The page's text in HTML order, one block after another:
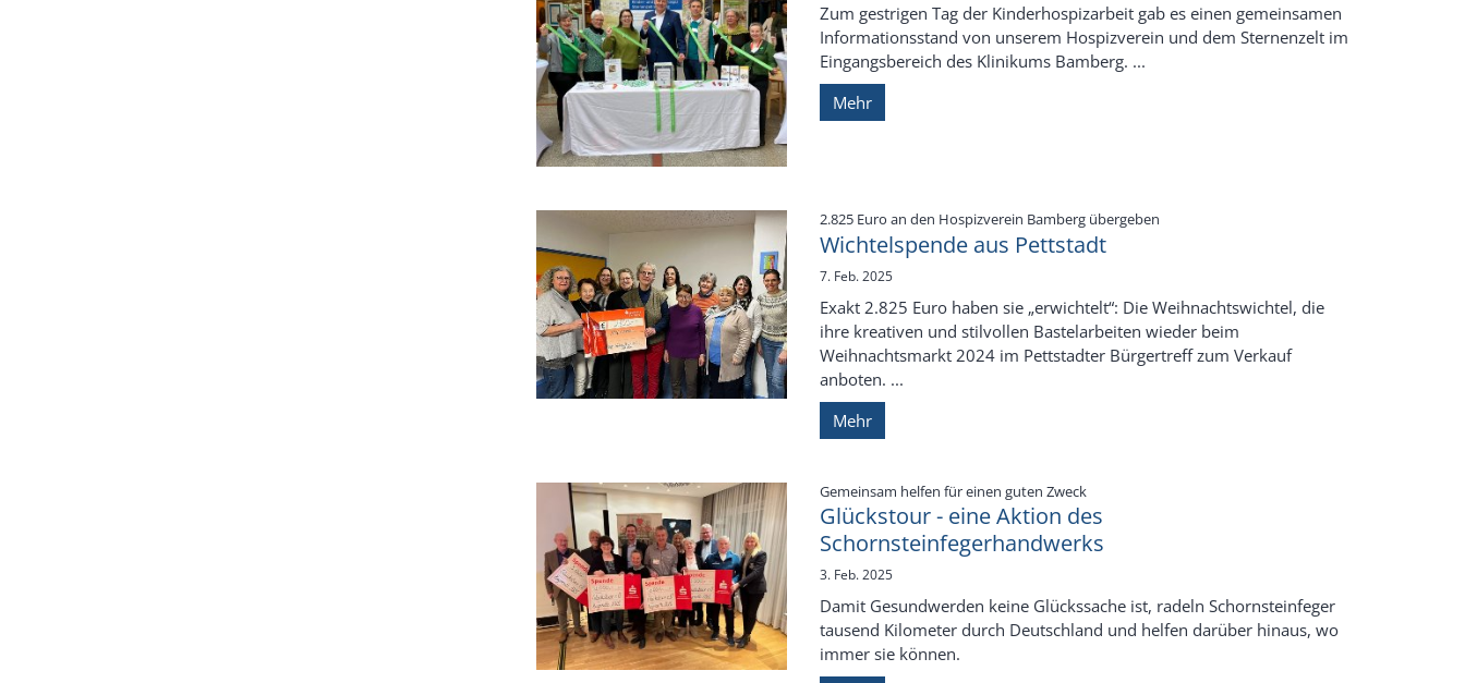
Zum gestrigen Tag der Kinderhospizarbeit gab es einen gemeinsamen
Informationsstand von unserem Hospizverein und dem Sternenzelt im
Eingangsbereich des Klinikums Bamberg. ...
Mehr
2.825 Euro an den Hospizverein Bamberg übergeben
Wichtelspende aus Pettstadt
7. Feb. 2025
Exakt 2.825 Euro haben sie „erwichtelt“: Die Weihnachtswichtel, die
ihre kreativen und stilvollen Bastelarbeiten wieder beim
Weihnachtsmarkt 2024 im Pettstadter Bürgertreff zum Verkauf
anboten. ...
Mehr
Gemeinsam helfen für einen guten Zweck:
Glückstour - eine Aktion des
Schornsteinfegerhandwerks
3. Feb. 2025
Damit Gesundwerden keine Glückssache ist, radeln Schornsteinfeger
tausend Kilometer durch Deutschland und helfen darüber hinaus, wo
immer sie können.